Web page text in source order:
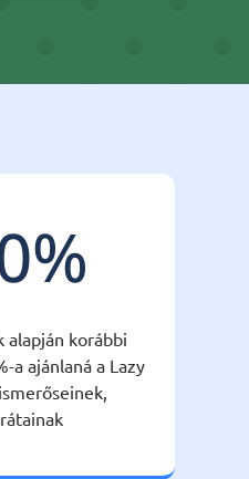
%
alapján korábbi
a ajánlaná a Lazy